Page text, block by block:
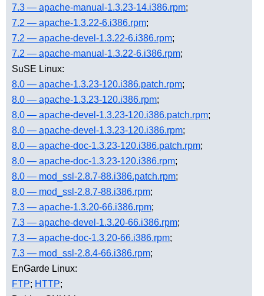
7.3 — apache-manual-1.3.23-14.i386.rpm;
7.2 — apache-1.3.22-6.i386.rpm;
7.2 — apache-devel-1.3.22-6.i386.rpm;
7.2 — apache-manual-1.3.22-6.i386.rpm;
SuSE Linux:
8.0 — apache-1.3.23-120.i386.patch.rpm;
8.0 — apache-1.3.23-120.i386.rpm;
8.0 — apache-devel-1.3.23-120.i386.patch.rpm;
8.0 — apache-devel-1.3.23-120.i386.rpm;
8.0 — apache-doc-1.3.23-120.i386.patch.rpm;
8.0 — apache-doc-1.3.23-120.i386.rpm;
8.0 — mod_ssl-2.8.7-88.i386.patch.rpm;
8.0 — mod_ssl-2.8.7-88.i386.rpm;
7.3 — apache-1.3.20-66.i386.rpm;
7.3 — apache-devel-1.3.20-66.i386.rpm;
7.3 — apache-doc-1.3.20-66.i386.rpm;
7.3 — mod_ssl-2.8.4-66.i386.rpm;
EnGarde Linux:
FTP; HTTP;